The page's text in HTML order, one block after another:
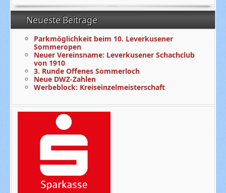
Neueste Beiträge
Parkmöglichkeit beim 10. Leverkusener
Sommeropen
Neuer Vereinsname: Leverkusener Schachclub
von 1910
3. Runde Offenes Sommerloch
Neue DWZ-Zahlen
Werbeblock: Kreiseinzelmeisterschaft